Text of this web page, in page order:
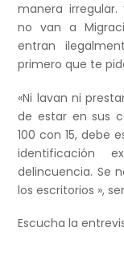
manera irregular.
no van a
entran
primero que te
«Ni lavan ni
de estar en sus
100 con 15, debe
identificación
delincuencia. Se
los escritorios »,
Escucha la